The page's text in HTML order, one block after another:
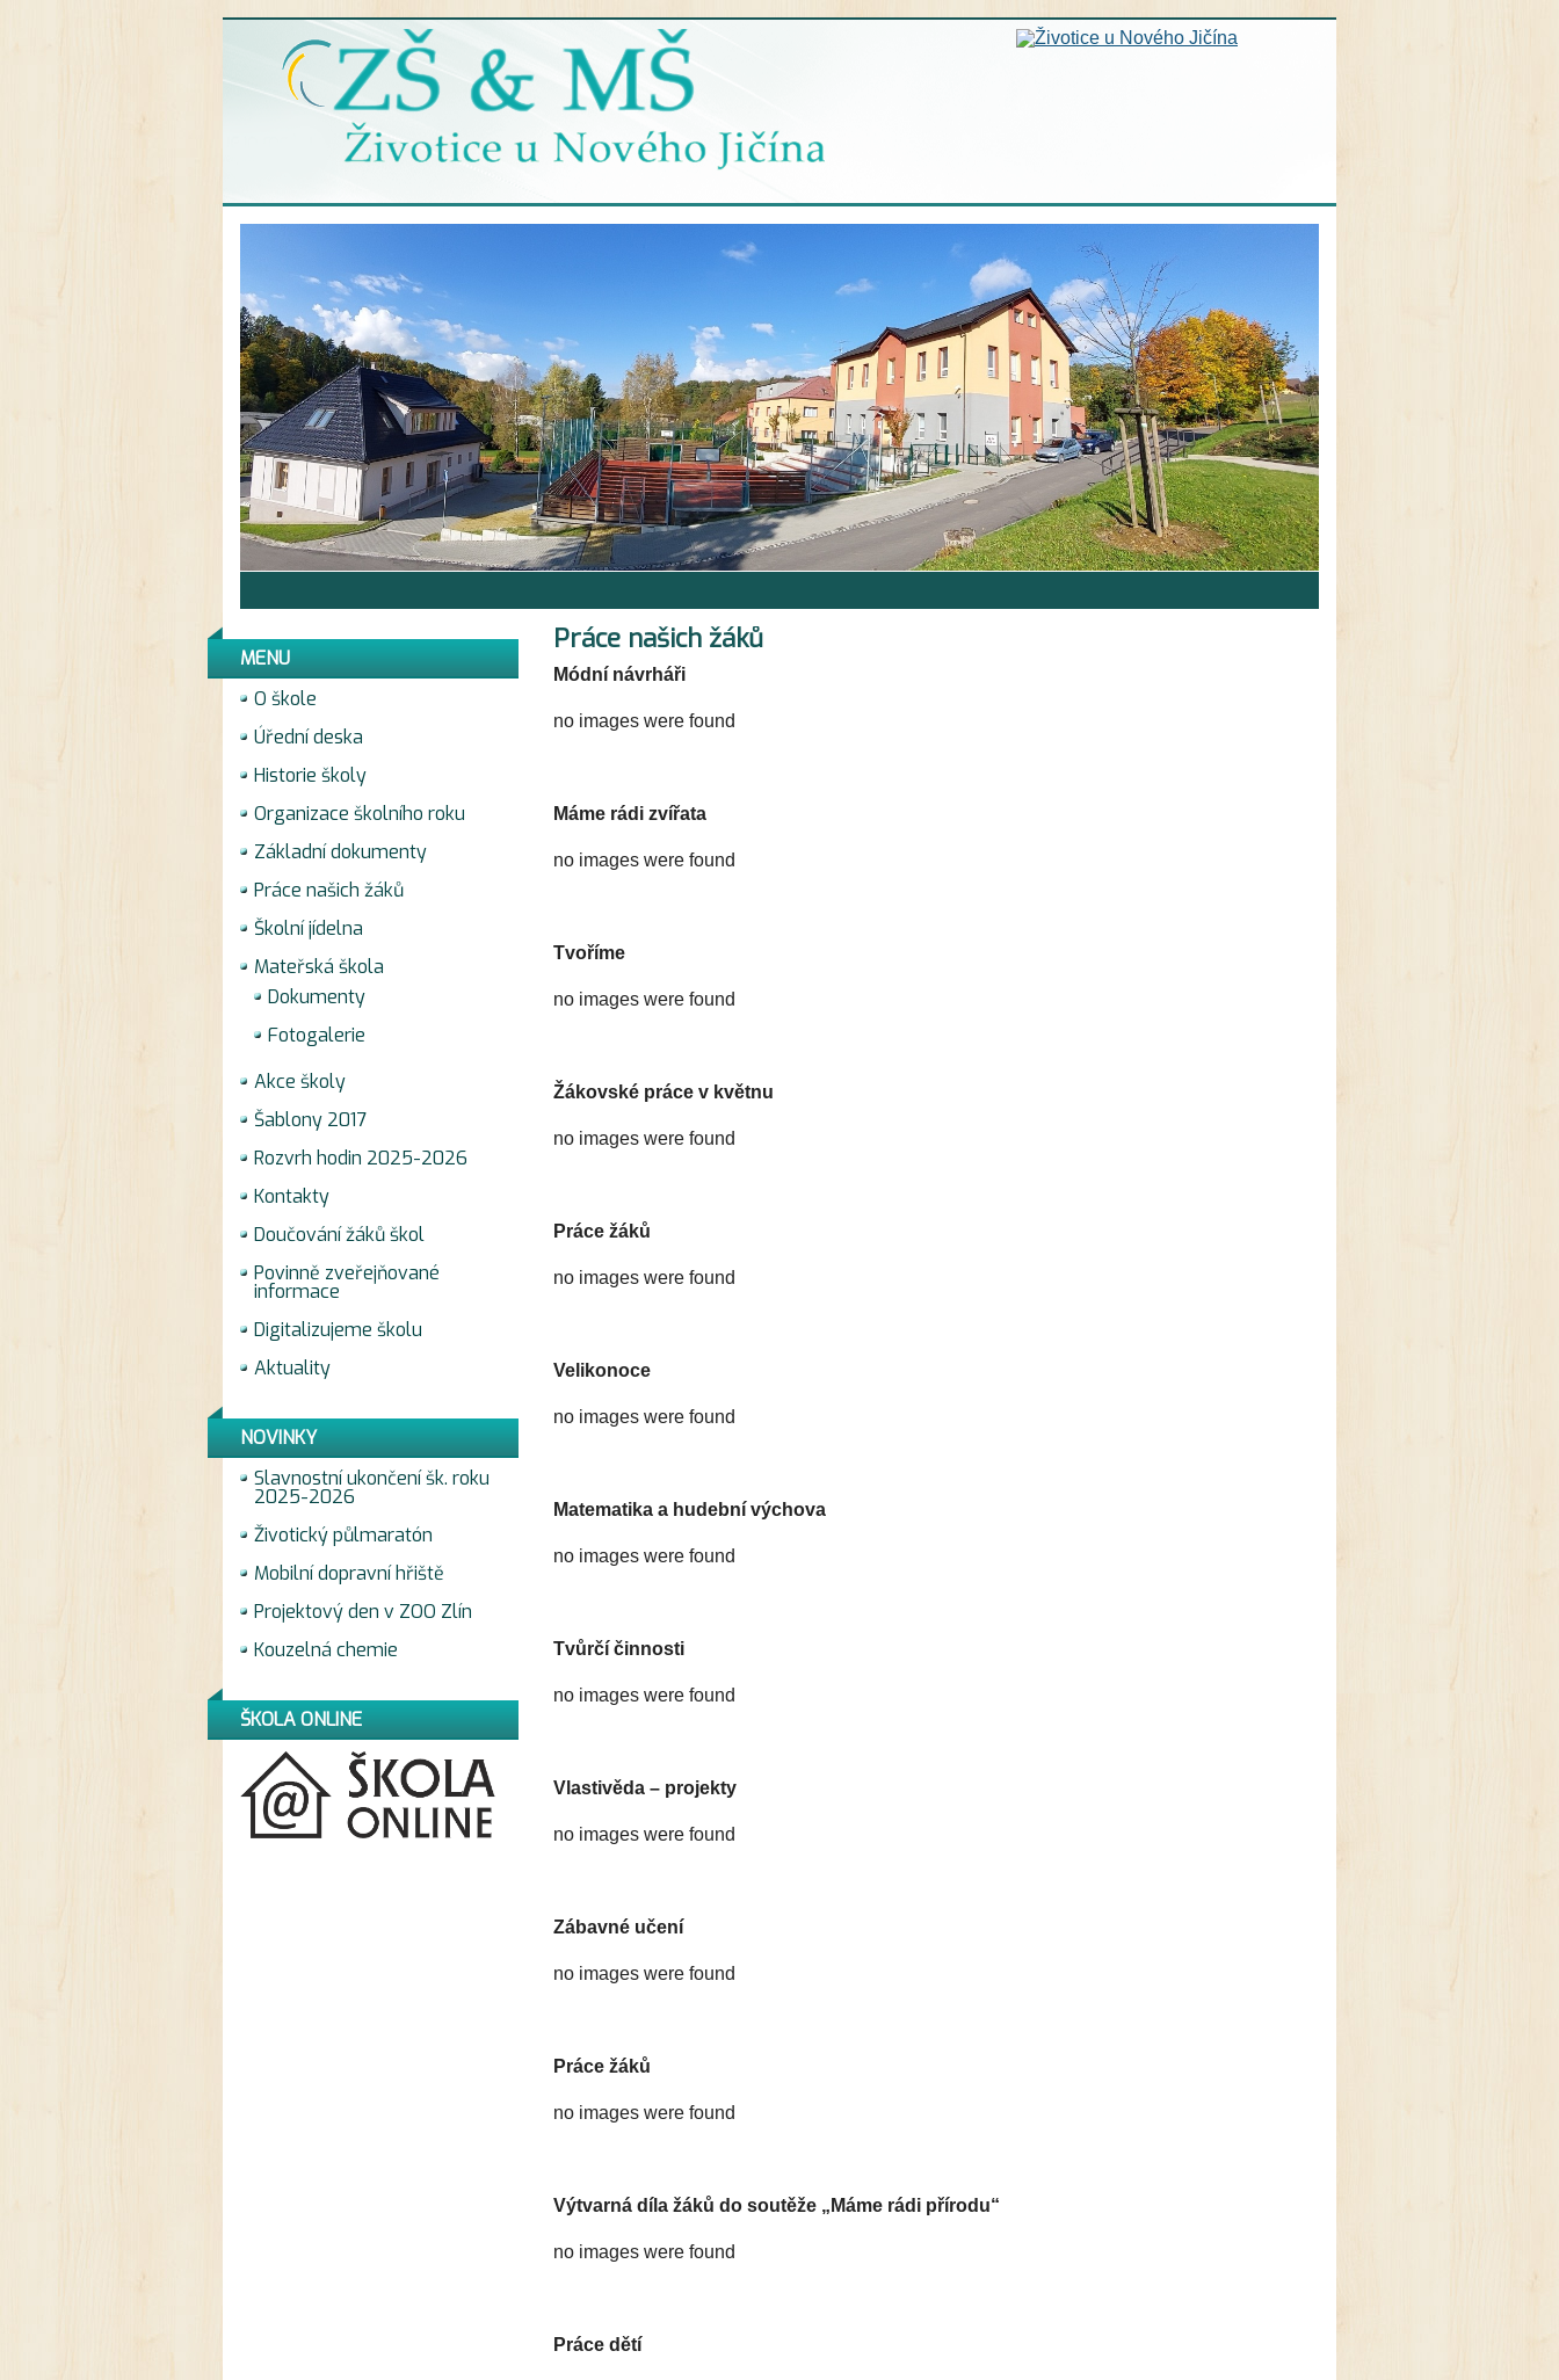
Práce našich žáků
Módní návrháři
no images were found
Máme rádi zvířata
no images were found
Tvoříme
no images were found
Žákovské práce v květnu
no images were found
Práce žáků
no images were found
Velikonoce
no images were found
Matematika a hudební výchova
no images were found
Tvůrčí činnosti
no images were found
Vlastivěda – projekty
no images were found
Zábavné učení
no images were found
Práce žáků
no images were found
Výtvarná díla žáků do soutěže „Máme rádi přírodu“
no images were found
Práce dětí
MENU
O škole
Úřední deska
Historie školy
Organizace školního roku
Základní dokumenty
Práce našich žáků
Školní jídelna
Mateřská škola
Dokumenty
Fotogalerie
Akce školy
Šablony 2017
Rozvrh hodin 2025-2026
Kontakty
Doučování žáků škol
Povinně zveřejňované
informace
Digitalizujeme školu
Aktuality
NOVINKY
Slavnostní ukončení šk. roku
2025-2026
Životický půlmaratón
Mobilní dopravní hřiště
Projektový den v ZOO Zlín
Kouzelná chemie
ŠKOLA ONLINE